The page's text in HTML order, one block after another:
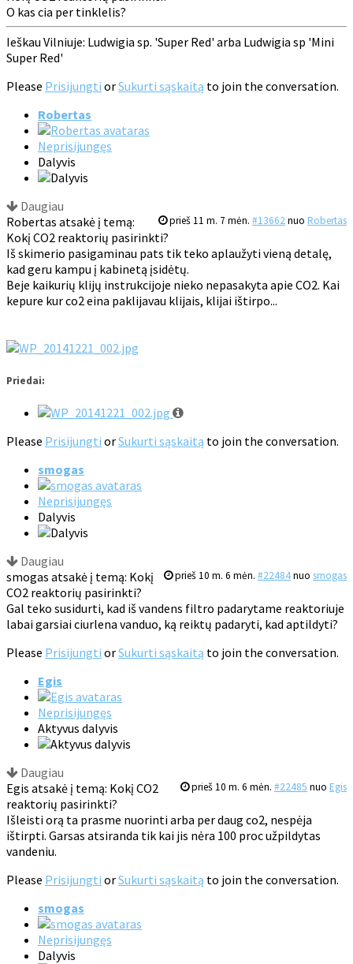
O kas cia per tinklelis?
Ieškau Vilniuje: Ludwigia sp. 'Super Red' arba Ludwigia sp 'Mini
Super Red'
Please Prisijungti orSukurti sąskaitą to join the conversation.
Robertas
Neprisijungęs
Dalyvis
Daugiau
prieš 11 m. 7 mėn. #13662nuo Robertas
Robertas atsakė į temą:
Kokį CO2 reaktorių pasirinkti?
Iš skimerio pasigaminau pats tik teko aplaužyti vieną detalę,
kad geru kampu į kabinetą įsidėtų.
Beje kaikurių klijų instrukcijoje nieko nepasakyta apie CO2. Kai
kepure kur co2 eina paklijavau klijais, klijai ištirpo...
Priedai:
Please Prisijungti orSukurti sąskaitą to join the conversation.
smogas
Neprisijungęs
Dalyvis
Daugiau
prieš 10 m. 6 mėn. #22484nuo smogas
smogas atsakė į temą: Kokį
CO2 reaktorių pasirinkti?
Gal teko susidurti, kad iš vandens filtro padarytame reaktoriuje
labai garsiai ciurlena vanduo, ką reiktų padaryti, kad aptildyti?
Please Prisijungti orSukurti sąskaitą to join the conversation.
Egis
Neprisijungęs
Aktyvus dalyvis
Daugiau
prieš 10 m. 6 mėn. #22485 nuo Egis
Egis atsakė į temą: Kokį CO2
reaktorių pasirinkti?
Išleisti orą ta prasme nuorinti arba per daug co2, nespėja
ištirpti. Garsas atsiranda tik kai jis nėra 100 proc užpildytas
vandeniu.
Please Prisijungti orSukurti sąskaitą to join the conversation.
smogas
Neprisijungęs
Dalyvis